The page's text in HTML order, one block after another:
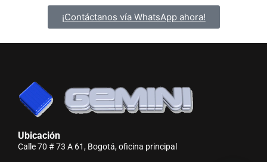
¡Contáctanos vía WhatsApp ahora!
Ubicación
Calle 70 # 73 A 61, Bogotá, oficina principal